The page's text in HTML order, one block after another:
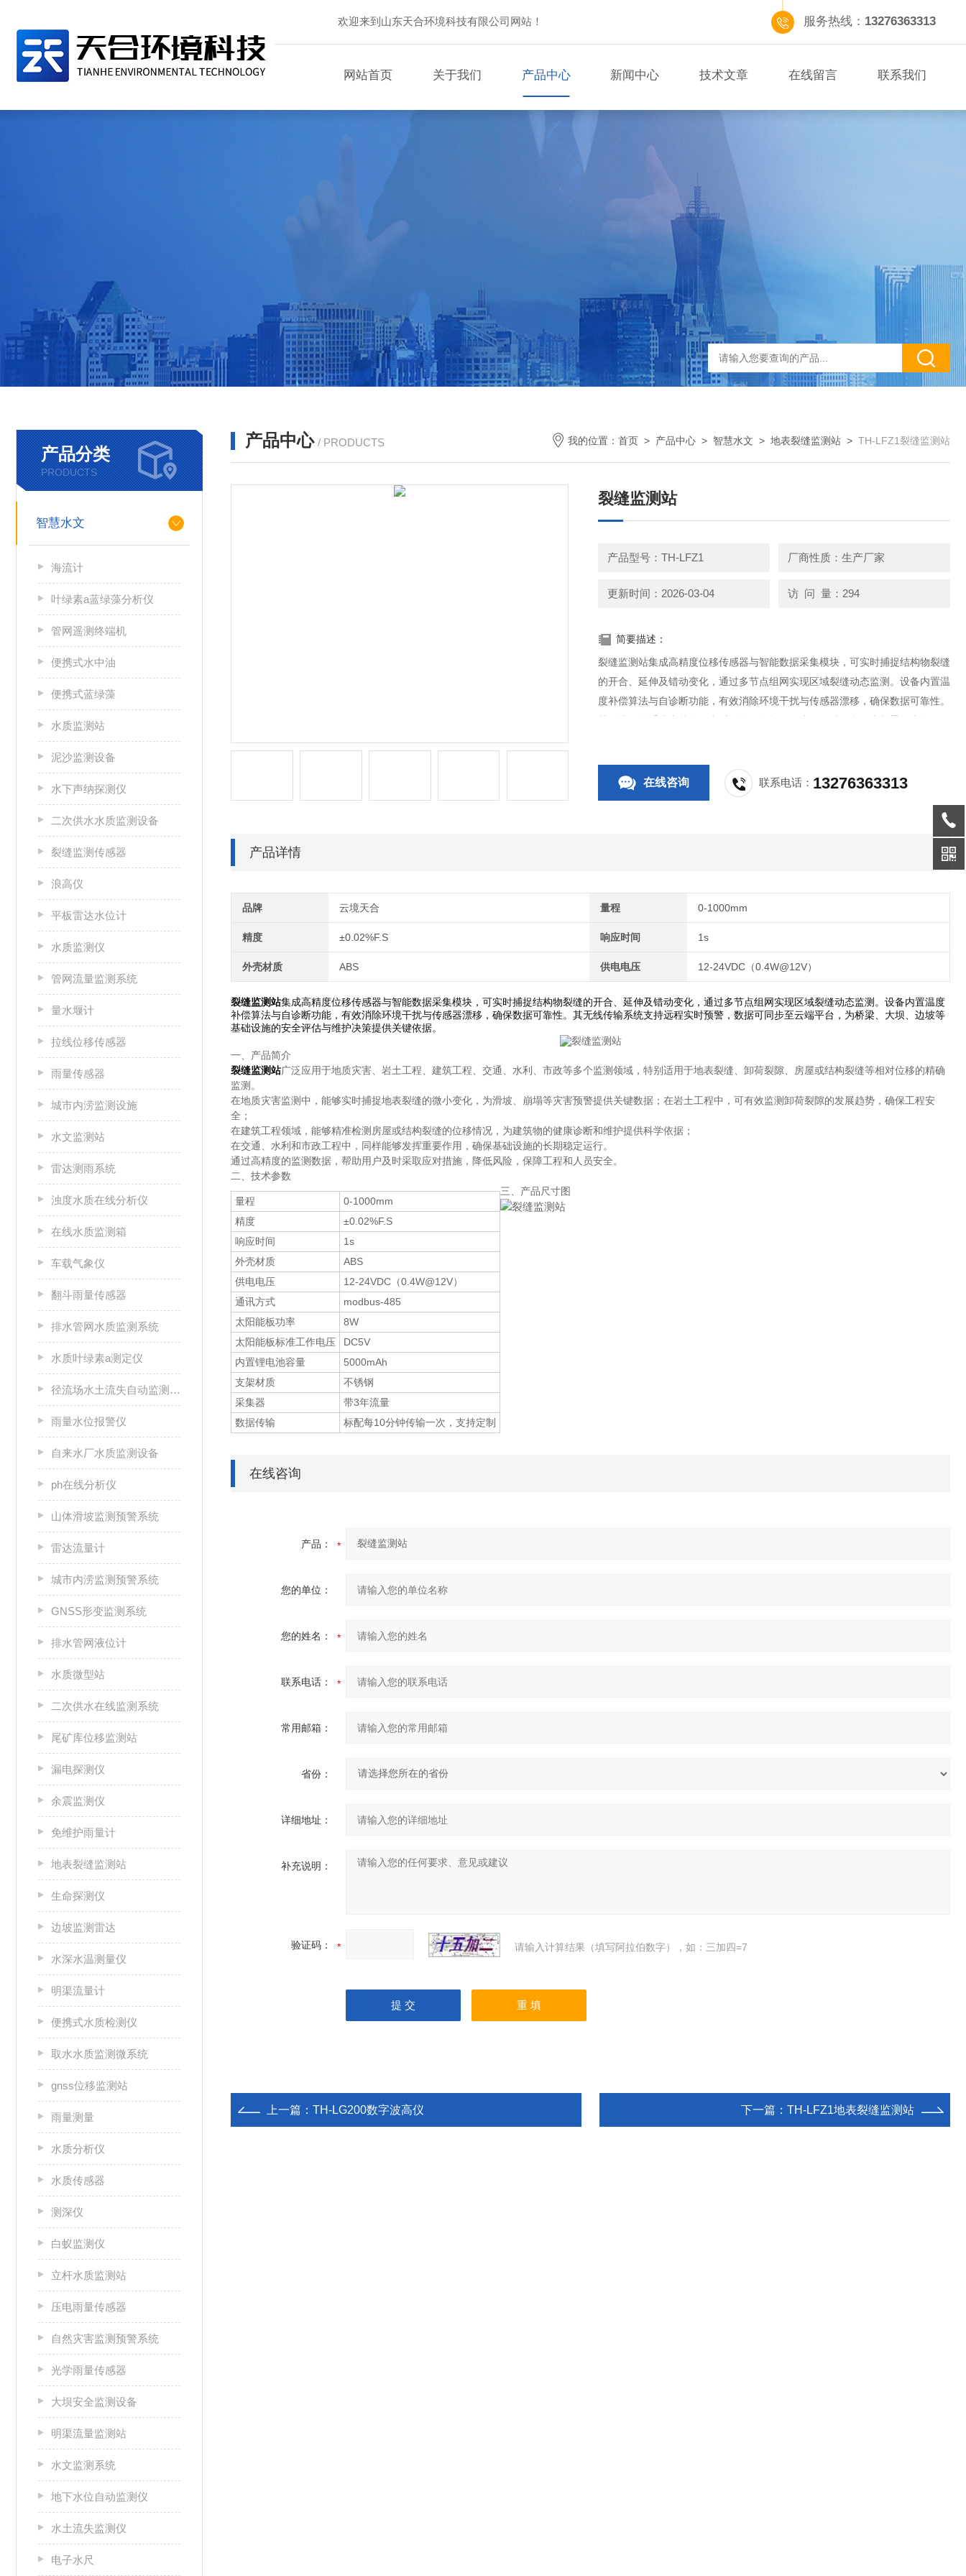
欢迎来到山东天合环境科技有限公司网站！ 服务热线： 13276363313
网站首页 关于我们 产品中心 新闻中心 技术文章 在线留言 联系我们
产品分类
PRODUCTS
智慧水文
海流计
叶绿素a蓝绿藻分析仪
管网遥测终端机
便携式水中油
便携式蓝绿藻
水质监测站
泥沙监测设备
水下声纳探测仪
二次供水水质监测设备
裂缝监测传感器
浪高仪
平板雷达水位计
水质监测仪
管网流量监测系统
量水堰计
拉线位移传感器
雨量传感器
城市内涝监测设施
水文监测站
雷达测雨系统
浊度水质在线分析仪
在线水质监测箱
车载气象仪
翻斗雨量传感器
排水管网水质监测系统
水质叶绿素a测定仪
径流场水土流失自动监测系统
雨量水位报警仪
自来水厂水质监测设备
ph在线分析仪
山体滑坡监测预警系统
雷达流量计
城市内涝监测预警系统
GNSS形变监测系统
排水管网液位计
水质微型站
二次供水在线监测系统
尾矿库位移监测站
漏电探测仪
余震监测仪
免维护雨量计
地表裂缝监测站
生命探测仪
边坡监测雷达
水深水温测量仪
明渠流量计
便携式水质检测仪
取水水质监测微系统
gnss位移监测站
雨量测量
水质分析仪
水质传感器
测深仪
白蚁监测仪
立杆水质监测站
压电雨量传感器
自然灾害监测预警系统
光学雨量传感器
大坝安全监测设备
明渠流量监测站
水文监测系统
地下水位自动监测仪
水土流失监测仪
电子水尺
产品中心 / PRODUCTS 我的位置： 首页 > 产品中心 > 智慧水文 > 地表裂缝监测站 > TH-LFZ1裂缝监测站
裂缝监测站
产品型号：TH-LFZ1 厂商性质：生产厂家
更新时间：2026-03-04 访 问 量：294
简要描述：
裂缝监测站集成高精度位移传感器与智能数据采集模块，可实时捕捉结构物裂缝
的开合、延伸及错动变化，通过多节点组网实现区域裂缝动态监测。设备内置温
度补偿算法与自诊断功能，有效消除环境干扰与传感器漂移，确保数据可靠性。
其无线传输系统支持远程实时预警，数据可同步至云端平台，为桥梁、大坝、边
在线咨询 联系电话： 13276363313
产品详情
品牌 云境天合 量程 0-1000mm
精度 ±0.02%F.S 响应时间 1s
外壳材质 ABS 供电电压 12-24VDC（0.4W@12V）
裂缝监测站集成高精度位移传感器与智能数据采集模块，可实时捕捉结构物裂缝的开合、延伸及错动变化，通过多节点组网实现区域裂缝动态监测。设备内置温度
补偿算法与自诊断功能，有效消除环境干扰与传感器漂移，确保数据可靠性。其无线传输系统支持远程实时预警，数据可同步至云端平台，为桥梁、大坝、边坡等
基础设施的安全评估与维护决策提供关键依据。
一、产品简介
裂缝监测站广泛应用于地质灾害、岩土工程、建筑工程、交通、水利、市政等多个监测领域，特别适用于地表裂缝、卸荷裂隙、房屋或结构裂缝等相对位移的精确
监测。
在地质灾害监测中，能够实时捕捉地表裂缝的微小变化，为滑坡、崩塌等灾害预警提供关键数据；在岩土工程中，可有效监测卸荷裂隙的发展趋势，确保工程安
全；
在建筑工程领域，能够精准检测房屋或结构裂缝的位移情况，为建筑物的健康诊断和维护提供科学依据；
在交通、水利和市政工程中，同样能够发挥重要作用，确保基础设施的长期稳定运行。
通过高精度的监测数据，帮助用户及时采取应对措施，降低风险，保障工程和人员安全。
二、技术参数
量程
0-1000mm
精度
±0.02%F.S
响应时间
1s
外壳材质
ABS
供电电压
12-24VDC（0.4W@12V）
通讯方式
modbus-485
太阳能板功率
8W
太阳能板标准工作电压
DC5V
内置锂电池容量
5000mAh
支架材质
不锈钢
采集器
带3年流量
数据传输
标配每10分钟传输一次，支持定制
三、产品尺寸图
在线咨询
产品：
您的单位：
您的姓名：
联系电话：
常用邮箱：
省份：
详细地址：
补充说明：
验证码： 请输入计算结果（填写阿拉伯数字），如：三加四=7
上一篇： TH-LG200数字波高仪 下一篇： TH-LFZ1地表裂缝监测站